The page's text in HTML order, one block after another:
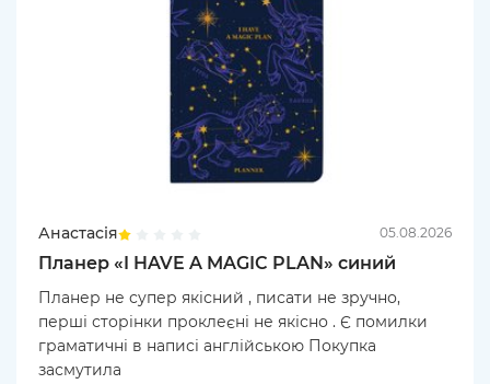
Анастасія 05.08.2026
Планер «I HAVE A MAGIC PLAN» синий
Планер не супер якісний , писати не зручно,
перші сторінки проклеєні не якісно . Є помилки
граматичні в написі англійською Покупка
засмутила